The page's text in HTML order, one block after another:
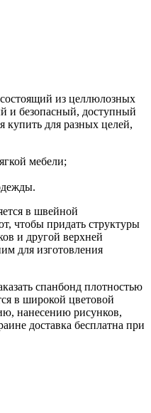
из целлюлозных
и безопасный, доступный
купить для разных целей,
мебели;
в швейной
чтобы придать структуры
и другой верхней
для изготовления
спанбонд плотностью
в широкой цветовой
нанесению рисунков,
доставка бесплатна при